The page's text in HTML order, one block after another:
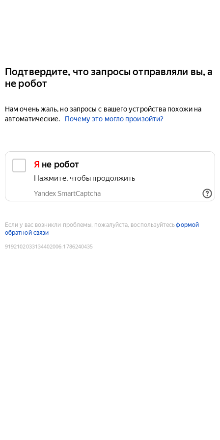
Подтвердите, что запросы отправляли вы, а
не робот
Нам очень жаль, но запросы с вашего устройства похожи на
автоматические.
Почему это могло произойти?
Я не робот
Нажмите, чтобы продолжить
Yandex SmartCaptcha
Если у вас возникли проблемы, пожалуйста, воспользуйтесьформой
обратной связи
9192102033134402006:1786240435